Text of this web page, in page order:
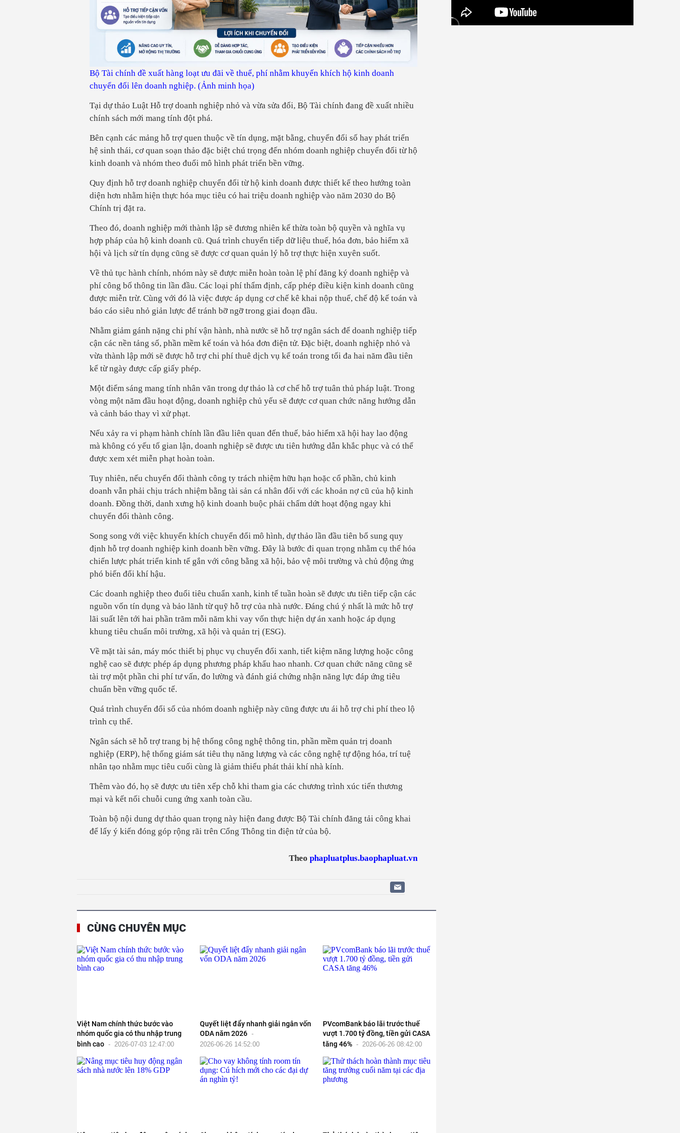
Bộ Tài chính đề xuất hàng loạt ưu đãi về thuế, phí nhằm khuyến khích hộ kinh doanh
chuyển đổi lên doanh nghiệp. (Ảnh minh họa)
Tại dự thảo Luật Hỗ trợ doanh nghiệp nhỏ và vừa sửa đổi, Bộ Tài chính đang đề xuất nhiều
chính sách mới mang tính đột phá.
Bên cạnh các mảng hỗ trợ quen thuộc về tín dụng, mặt bằng, chuyển đổi số hay phát triển
hệ sinh thái, cơ quan soạn thảo đặc biệt chú trọng đến nhóm doanh nghiệp chuyển đổi từ hộ
kinh doanh và nhóm theo đuổi mô hình phát triển bền vững.
Quy định hỗ trợ doanh nghiệp chuyển đổi từ hộ kinh doanh được thiết kế theo hướng toàn
diện hơn nhằm hiện thực hóa mục tiêu có hai triệu doanh nghiệp vào năm 2030 do Bộ
Chính trị đặt ra.
Theo đó, doanh nghiệp mới thành lập sẽ đương nhiên kế thừa toàn bộ quyền và nghĩa vụ
hợp pháp của hộ kinh doanh cũ. Quá trình chuyển tiếp dữ liệu thuế, hóa đơn, bảo hiểm xã
hội và lịch sử tín dụng cũng sẽ được cơ quan quản lý hỗ trợ thực hiện xuyên suốt.
Về thủ tục hành chính, nhóm này sẽ được miễn hoàn toàn lệ phí đăng ký doanh nghiệp và
phí công bố thông tin lần đầu. Các loại phí thẩm định, cấp phép điều kiện kinh doanh cũng
được miễn trừ. Cùng với đó là việc được áp dụng cơ chế kê khai nộp thuế, chế độ kế toán và
báo cáo siêu nhỏ giản lược để tránh bỡ ngỡ trong giai đoạn đầu.
Nhằm giảm gánh nặng chi phí vận hành, nhà nước sẽ hỗ trợ ngân sách để doanh nghiệp tiếp
cận các nền tảng số, phần mềm kế toán và hóa đơn điện tử. Đặc biệt, doanh nghiệp nhỏ và
vừa thành lập mới sẽ được hỗ trợ chi phí thuê dịch vụ kế toán trong tối đa hai năm đầu tiên
kể từ ngày được cấp giấy phép.
Một điểm sáng mang tính nhân văn trong dự thảo là cơ chế hỗ trợ tuân thủ pháp luật. Trong
vòng một năm đầu hoạt động, doanh nghiệp chủ yếu sẽ được cơ quan chức năng hướng dẫn
và cảnh báo thay vì xử phạt.
Nếu xảy ra vi phạm hành chính lần đầu liên quan đến thuế, bảo hiểm xã hội hay lao động
mà không có yếu tố gian lận, doanh nghiệp sẽ được ưu tiên hướng dẫn khắc phục và có thể
được xem xét miễn phạt hoàn toàn.
Tuy nhiên, nếu chuyển đổi thành công ty trách nhiệm hữu hạn hoặc cổ phần, chủ kinh
doanh vẫn phải chịu trách nhiệm bằng tài sản cá nhân đối với các khoản nợ cũ của hộ kinh
doanh. Đồng thời, danh xưng hộ kinh doanh buộc phải chấm dứt hoạt động ngay khi
chuyển đổi thành công.
Song song với việc khuyến khích chuyển đổi mô hình, dự thảo lần đầu tiên bổ sung quy
định hỗ trợ doanh nghiệp kinh doanh bền vững. Đây là bước đi quan trọng nhằm cụ thể hóa
chiến lược phát triển kinh tế gắn với công bằng xã hội, bảo vệ môi trường và chủ động ứng
phó biến đổi khí hậu.
Các doanh nghiệp theo đuổi tiêu chuẩn xanh, kinh tế tuần hoàn sẽ được ưu tiên tiếp cận các
nguồn vốn tín dụng và bảo lãnh từ quỹ hỗ trợ của nhà nước. Đáng chú ý nhất là mức hỗ trợ
lãi suất lên tới hai phần trăm mỗi năm khi vay vốn thực hiện dự án xanh hoặc áp dụng
khung tiêu chuẩn môi trường, xã hội và quản trị (ESG).
Về mặt tài sản, máy móc thiết bị phục vụ chuyển đổi xanh, tiết kiệm năng lượng hoặc công
nghệ cao sẽ được phép áp dụng phương pháp khấu hao nhanh. Cơ quan chức năng cũng sẽ
tài trợ một phần chi phí tư vấn, đo lường và đánh giá chứng nhận năng lực đáp ứng tiêu
chuẩn bền vững quốc tế.
Quá trình chuyển đổi số của nhóm doanh nghiệp này cũng được ưu ái hỗ trợ chi phí theo lộ
trình cụ thể.
Ngân sách sẽ hỗ trợ trang bị hệ thống công nghệ thông tin, phần mềm quản trị doanh
nghiệp (ERP), hệ thống giám sát tiêu thụ năng lượng và các công nghệ tự động hóa, trí tuệ
nhân tạo nhằm mục tiêu cuối cùng là giảm thiểu phát thải khí nhà kính.
Thêm vào đó, họ sẽ được ưu tiên xếp chỗ khi tham gia các chương trình xúc tiến thương
mại và kết nối chuỗi cung ứng xanh toàn cầu.
Toàn bộ nội dung dự thảo quan trọng này hiện đang được Bộ Tài chính đăng tải công khai
để lấy ý kiến đóng góp rộng rãi trên Cổng Thông tin điện tử của bộ.
Theo phapluatplus.baophapluat.vn
CÙNG CHUYÊN MỤC
Việt Nam chính thức bước vào
nhóm quốc gia có thu nhập trung
bình cao - 2026-07-03 12:47:00
Quyết liệt đẩy nhanh giải ngân vốn
ODA năm 2026 -
2026-06-26 14:52:00
PVcomBank báo lãi trước thuế
vượt 1.700 tỷ đồng, tiền gửi CASA
tăng 46% - 2026-06-26 08:42:00